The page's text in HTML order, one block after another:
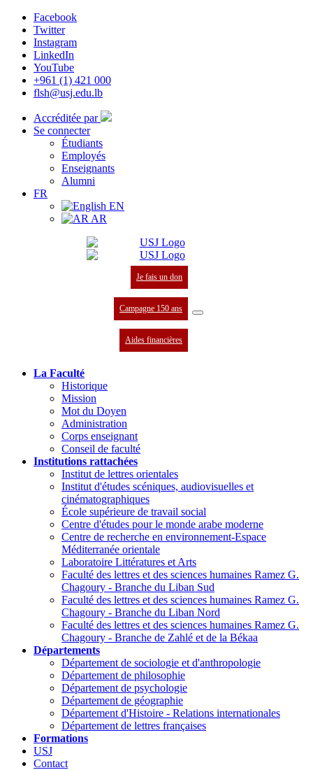
Facebook
Twitter
Instagram
LinkedIn
YouTube
+961 (1) 421 000
flsh@usj.edu.lb
Accréditée par
Se connecter
Étudiants
Employés
Enseignants
Alumni
FR
EN
AR
Je fais un don
Campagne 150 ans
Aides financières
La Faculté
Historique
Mission
Mot du Doyen
Administration
Corps enseignant
Conseil de faculté
Institutions rattachées
Institut de lettres orientales
Institut d'études scéniques, audiovisuelles et
cinématographiques
École supérieure de travail social
Centre d'études pour le monde arabe moderne
Centre de recherche en environnement-Espace
Méditerranée orientale
Laboratoire Littératures et Arts
Faculté des lettres et des sciences humaines Ramez G.
Chagoury - Branche du Liban Sud
Faculté des lettres et des sciences humaines Ramez G.
Chagoury - Branche du Liban Nord
Faculté des lettres et des sciences humaines Ramez G.
Chagoury - Branche de Zahlé et de la Békaa
Départements
Département de sociologie et d'anthropologie
Département de philosophie
Département de psychologie
Département de géographie
Département d'Histoire - Relations internationales
Département de lettres françaises
Formations
USJ
Contact